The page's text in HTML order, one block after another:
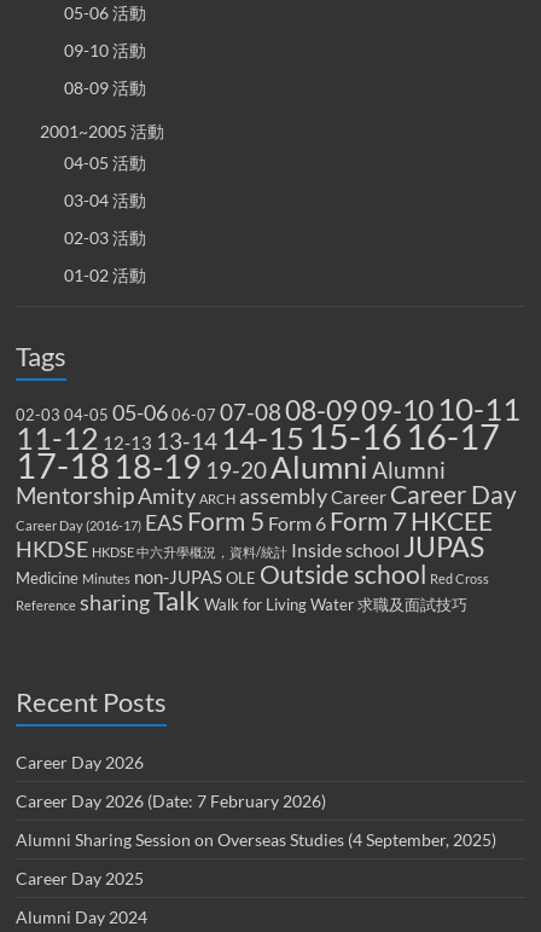
05-06 活動
09-10 活動
08-09 活動
2001~2005 活動
04-05 活動
03-04 活動
02-03 活動
01-02 活動
Tags
02-03 04-05 05-06 06-07 07-0808-0909-10 10-11
11-12 12-13 13-14 14-1515-1616-17
17-1818-19 19-20Alumni Alumni
MentorshipAmity ARCH assemblyCareer Career Day
Career Day (2016-17) EAS Form 5 Form 6 Form 7HKCEE
HKDSE HKDSE 中六升學概況，資料/統計 Inside school JUPAS
Medicine Minutes non-JUPAS OLE Outside school Red Cross
Reference sharingTalk Walk for Living Water 求職及面試技巧
Recent Posts
Career Day 2026
Career Day 2026 (Date: 7 February 2026)
Alumni Sharing Session on Overseas Studies (4 September, 2025)
Career Day 2025
Alumni Day 2024